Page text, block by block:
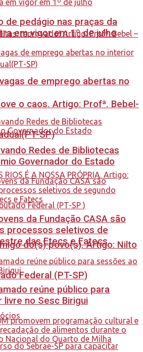
o caos. Artigo: Profª. Bebel-
SP)
do(s) povo(s). Artigo: Nilto
Federal (PT-SP)
de pedágio nas praças da
em vigor em 1º de julho
de emprego abertas no
Redes de Bibliotecas
Governador do Estado
da Fundação CASA são
processos seletivos de
das Etecs e Fatecs
reúne público para
livre no Sesc Birigui